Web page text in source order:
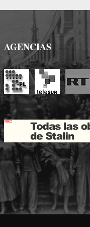
AGENCIAS